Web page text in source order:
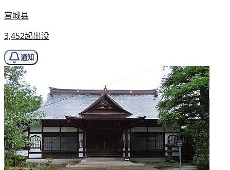
宫城县
3,452起出没
通知